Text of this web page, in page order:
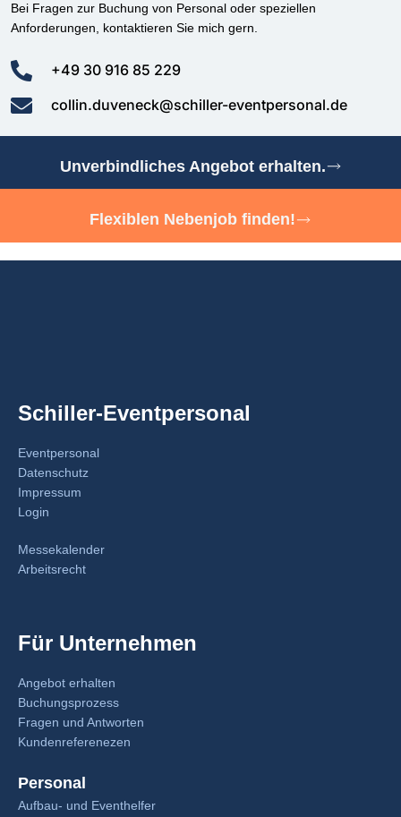
Bei Fragen zur Buchung von Personal oder speziellen
Anforderungen, kontaktieren Sie mich gern.
+49 30 916 85 229
collin.duveneck@schiller-eventpersonal.de
Unverbindliches Angebot erhalten.
Flexiblen Nebenjob finden!
Schiller-Eventpersonal
Eventpersonal
Datenschutz
Impressum
Login
Messekalender
Arbeitsrecht
Für Unternehmen
Angebot erhalten
Buchungsprozess
Fragen und Antworten
Kundenreferenezen
Personal
Aufbau- und Eventhelfer